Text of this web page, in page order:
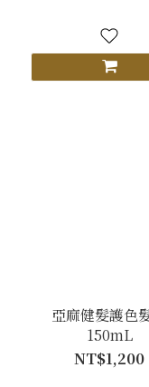
亞麻健髮護色
150mL
NT$1,200